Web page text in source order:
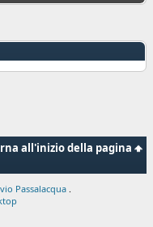
all'inizio della pagina
Passalacqua